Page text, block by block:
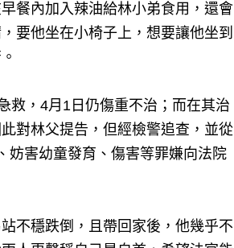
餐內加入辣油給林小弟食用，還會
要他坐在小椅子上，想要讓他坐到
救，4月1日仍傷重不治；而在其治
對林父提告，但經檢警追查，並從
妨害幼童發育、傷害等罪嫌向法院
不穩跌倒，且帶回家後，他幾乎不